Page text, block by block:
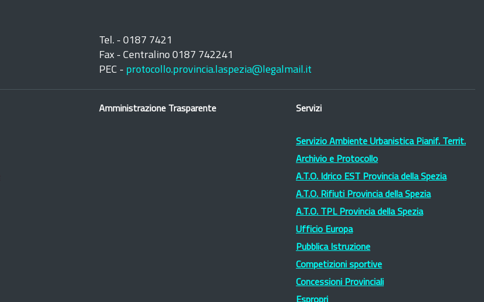
Tel. - 0187 7421
Fax - Centralino 0187 742241
PEC - protocollo.provincia.laspezia@legalmail.it
Amministrazione Trasparente Servizi
Servizio Ambiente Urbanistica Pianif. Territ.
Archivio e Protocollo
A.T.O. Idrico EST Provincia della Spezia
A.T.O. Rifiuti Provincia della Spezia
A.T.O. TPL Provincia della Spezia
Ufficio Europa
Pubblica Istruzione
Competizioni sportive
Concessioni Provinciali